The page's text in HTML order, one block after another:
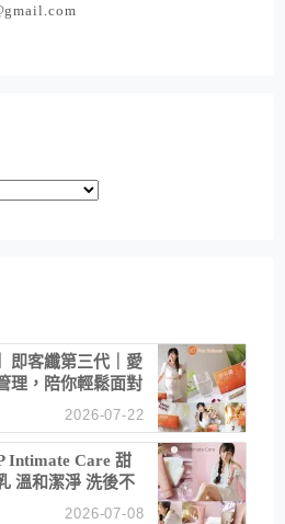
即客纖第三代｜愛
理，陪你輕鬆面對
2026-07-22
Intimate Care 甜
溫和潔淨 洗後不
2026-07-08